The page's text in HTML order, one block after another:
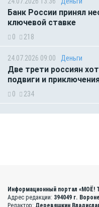
Банк России принял
ключевой ставке
0 218
24.07.2026 09:00 Деньги
Две трети россиян
подвиги и
0 234
Информационный портал «МОЁ!
Адрес редакции: 394049 г.